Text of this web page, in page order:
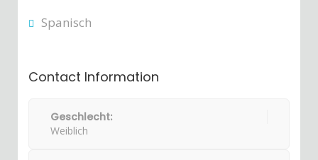
Spanisch
Contact Information
Geschlecht:
Weiblich